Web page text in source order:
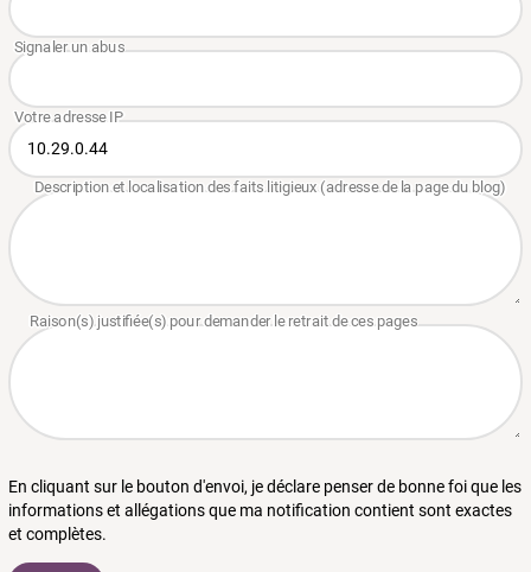
En cliquant sur le bouton d'envoi, je déclare penser de bonne foi que les
informations et allégations que ma notification contient sont exactes
et complètes.